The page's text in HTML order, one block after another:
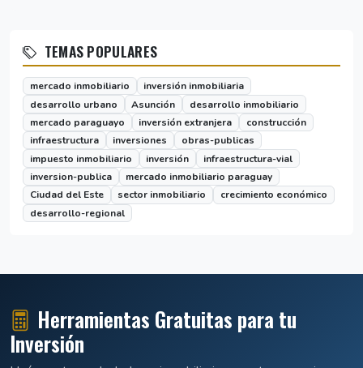
TEMAS POPULARES
mercado inmobiliario
inversión inmobiliaria
desarrollo urbano
Asunción
desarrollo inmobiliario
mercado paraguayo
inversión extranjera
construcción
infraestructura
inversiones
obras-publicas
impuesto inmobiliario
inversión
infraestructura-vial
inversion-publica
mercado inmobiliario paraguay
Ciudad del Este
sector inmobiliario
crecimiento económico
desarrollo-regional
Herramientas Gratuitas para tu
Inversión